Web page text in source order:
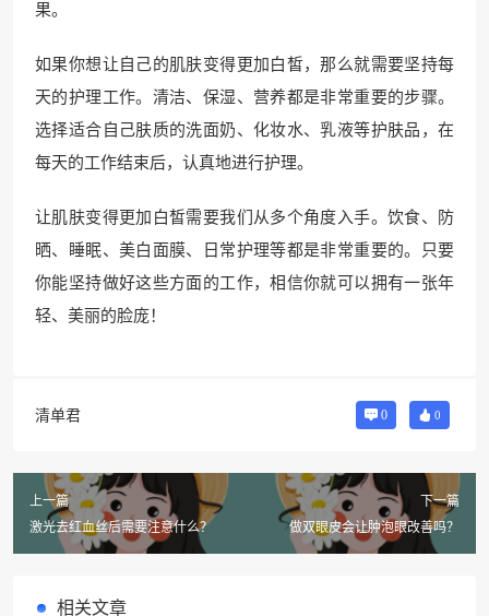
果。
如果你想让自己的肌肤变得更加白皙，那么就需要坚持每
天的护理工作。清洁、保湿、营养都是非常重要的步骤。
选择适合自己肤质的洗面奶、化妆水、乳液等护肤品，在
每天的工作结束后，认真地进行护理。
让肌肤变得更加白皙需要我们从多个角度入手。饮食、防
晒、睡眠、美白面膜、日常护理等都是非常重要的。只要
你能坚持做好这些方面的工作，相信你就可以拥有一张年
轻、美丽的脸庞！
清单君 0 0
上一篇
激光去红血丝后需要注意什么？
下一篇
做双眼皮会让肿泡眼改善吗？
相关文章